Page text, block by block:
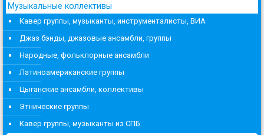
Музыкальные коллективы
Кавер группы, музыканты, инструменталисты, ВИА
Джаз бэнды, джазовые ансамбли, группы
Народные, фольклорные ансамбли
Латиноамериканские группы
Цыганские ансамбли, коллективы
Этнические группы
Кавер группы, музыканты из СПБ